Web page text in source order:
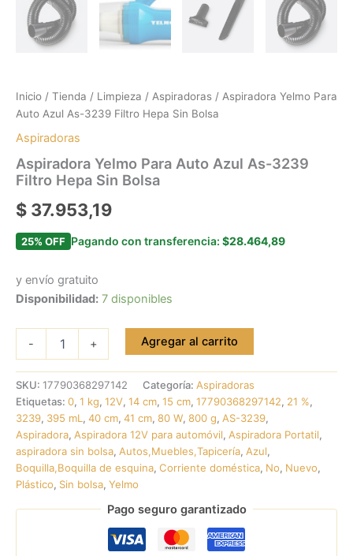
Inicio / Tienda / Limpieza / Aspiradoras / Aspiradora Yelmo Para
Auto Azul As-3239 Filtro Hepa Sin Bolsa
Aspiradoras
Aspiradora Yelmo Para Auto Azul As-3239
Filtro Hepa Sin Bolsa
$ 37.953,19
25% OFF Pagando con transferencia: $28.464,89
y envío gratuito
Disponibilidad: 7 disponibles
- + Agregar al carrito
SKU: 17790368297142 Categoría: Aspiradoras
Etiquetas: 0, 1 kg, 12V, 14 cm, 15 cm, 17790368297142, 21 %,
3239, 395 mL, 40 cm, 41 cm, 80 W, 800 g, AS-3239,
Aspiradora, Aspiradora 12V para automóvil, Aspiradora Portatil,
aspiradora sin bolsa, Autos,Muebles,Tapicería, Azul,
Boquilla,Boquilla de esquina, Corriente doméstica, No, Nuevo,
Plástico, Sin bolsa, Yelmo
Pago seguro garantizado